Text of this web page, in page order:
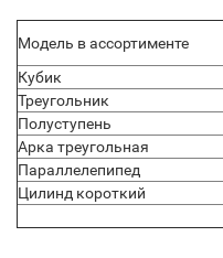
Модель в ассортименте
Кубик
Треугольник
Полуступень
Арка треугольная
Параллелепипед
Цилинд короткий